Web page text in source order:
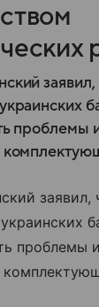
проблемы
проблемы